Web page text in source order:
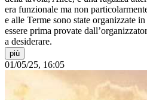
era funzionale ma non
e alle Terme sono state organizzate
essere prima provate
a desiderare.
più
01/05/25, 16:05